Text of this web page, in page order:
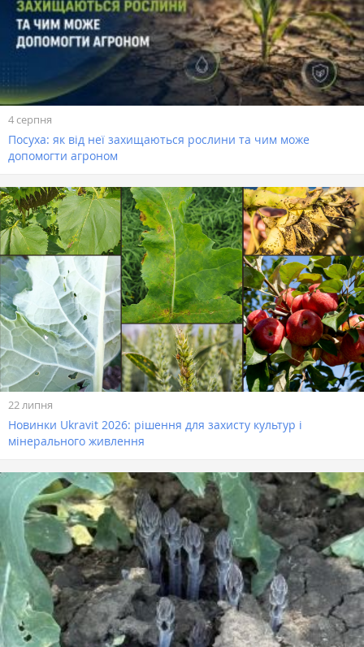
4 серпня
Посуха: як від неї захищаються рослини та чим може
допомогти агроном
22 липня
Новинки Ukravit 2026: рішення для захисту культур і
мінерального живлення